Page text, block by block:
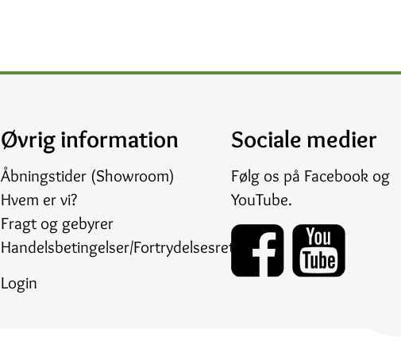
Øvrig information
Åbningstider (Showroom)
Hvem er vi?
Fragt og gebyrer
Handelsbetingelser/Fortrydelsesret
Login
Sociale medier
Følg os på Facebook og
YouTube.